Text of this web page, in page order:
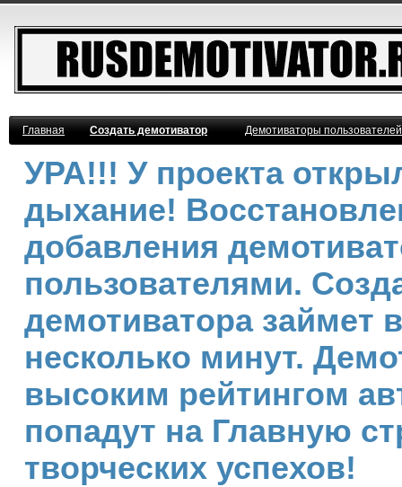
Главная Создать демотиватор Демотиваторы
УРА!!! У проекта
дыхание!
добавления
пользователями.
демотиватора займет
несколько минут.
высоким рейтингом
попадут на Главную
творческих успехов!